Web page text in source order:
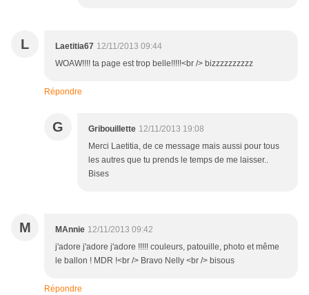
L Laetitia67 12/11/2013 09:44
WOAW!!!! ta page est trop belle!!!!!<br /> bizzzzzzzzzz
Répondre
G Gribouillette 12/11/2013 19:08
Merci Laetitia, de ce message mais aussi pour tous
les autres que tu prends le temps de me laisser..
Bises
M MAnnie 12/11/2013 09:42
j'adore j'adore j'adore !!!!! couleurs, patouille, photo et même
le ballon ! MDR !<br /> Bravo Nelly <br /> bisous
Répondre